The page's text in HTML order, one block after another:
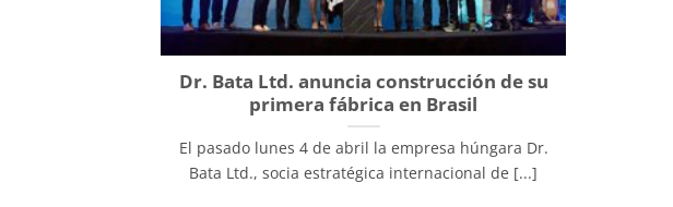
Dr. Bata Ltd. anuncia construcción de su
primera fábrica en Brasil
El pasado lunes 4 de abril la empresa húngara Dr.
Bata Ltd., socia estratégica internacional de [...]